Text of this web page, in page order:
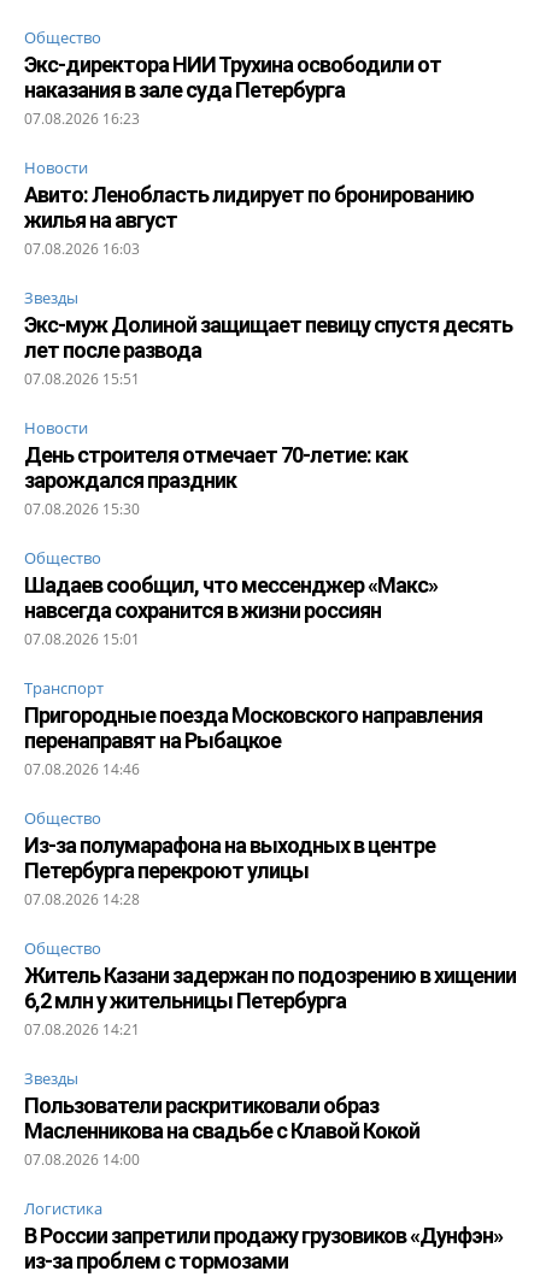
Общество
Экс-директора НИИ Трухина освободили от
наказания в зале суда Петербурга
07.08.2026 16:23
Новости
Авито: Ленобласть лидирует по бронированию
жилья на август
07.08.2026 16:03
Звезды
Экс-муж Долиной защищает певицу спустя десять
лет после развода
07.08.2026 15:51
Новости
День строителя отмечает 70-летие: как
зарождался праздник
07.08.2026 15:30
Общество
Шадаев сообщил, что мессенджер «Макс»
навсегда сохранится в жизни россиян
07.08.2026 15:01
Транспорт
Пригородные поезда Московского направления
перенаправят на Рыбацкое
07.08.2026 14:46
Общество
Из-за полумарафона на выходных в центре
Петербурга перекроют улицы
07.08.2026 14:28
Общество
Житель Казани задержан по подозрению в хищении
6,2 млн у жительницы Петербурга
07.08.2026 14:21
Звезды
Пользователи раскритиковали образ
Масленникова на свадьбе с Клавой Кокой
07.08.2026 14:00
Логистика
В России запретили продажу грузовиков «Дунфэн»
из-за проблем с тормозами